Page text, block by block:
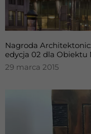
Nagroda
edycja 02 dla Obiektu
29 marca 2015